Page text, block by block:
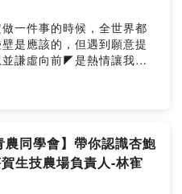
agricfoview→聯絡我們
一件事的時候，全世界都
是應該的，但遇到願意提
謙虛向前◤是熱情讓我們
農場未來的發展方向★荃
agricfoview→
生技農場負責人-林寉